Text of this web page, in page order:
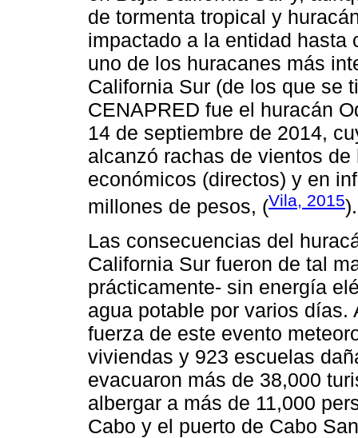
de tormenta tropical y
impactado a la entidad hasta
uno de los huracanes más
California Sur (de los que se
CENAPRED fue el huracán
14 de septiembre de 2014,
alcanzó rachas de vientos
económicos (directos) y en
millones de pesos, (Vila, 2015).
Las consecuencias del
California Sur fueron de tal
prácticamente- sin energía
agua potable por varios
fuerza de este evento
viviendas y 923 escuelas
evacuaron más de 38,000
albergar a más de 11,000
Cabo y el puerto de Cabo